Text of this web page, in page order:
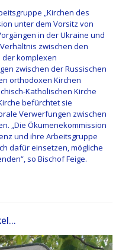
„Kirchen des
unter dem Vorsitz von
in der Ukraine und
zwischen den
der komplexen
zwischen der Russischen
orthodoxen Kirchen
Katholischen Kirche
befürchtet sie
Verwerfungen zwischen
„Die Ökumenekommission
und ihre Arbeitsgruppe
dafür einsetzen, mögliche
so Bischof Feige.